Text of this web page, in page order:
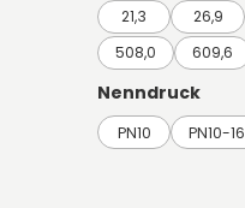
21,3 26,9
508,0
609,6
Nenndruck
PN10 PN10-16